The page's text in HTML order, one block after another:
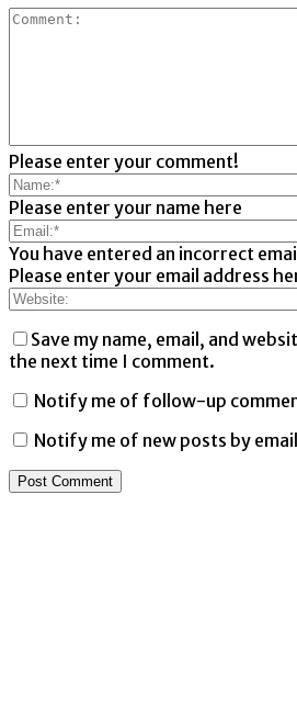
Please enter your comment!
Please enter your name here
You have entered an incorrect
Please enter your email address
Save my name, email, and
the next time I comment.
Notify me of follow-up
Notify me of new posts by